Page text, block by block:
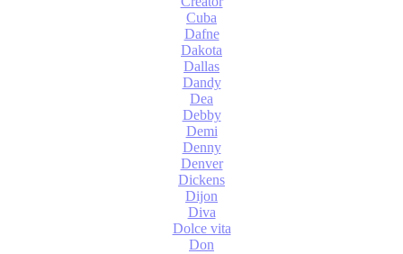
Cuba
Dafne
Dakota
Dallas
Dandy
Dea
Debby
Demi
Denny
Denver
Dickens
Dijon
Diva
Dolce vita
Don